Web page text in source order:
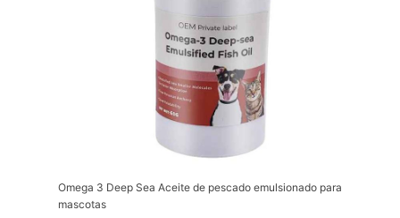
Omega 3 Deep Sea Aceite de pescado emulsionado para
mascotas